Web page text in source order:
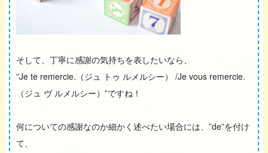
そして、丁寧に感謝の気持ちを表したいなら、
”Je te remercie.（ジュ トゥ ルメルシー） /Je vous remercie.
（ジュ ヴ ルメルシー）”ですね！
何についての感謝なのか細かく述べたい場合には、”de”を付け
て、